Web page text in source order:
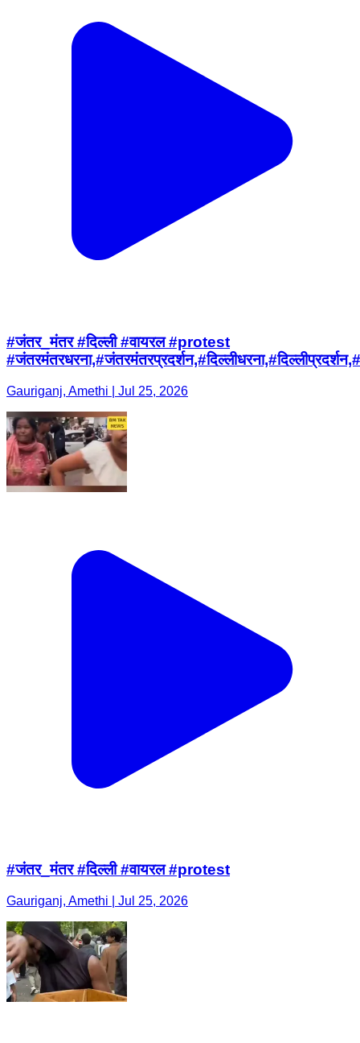
#जंतर_मंतर #दिल्ली #वायरल #protest
Gauriganj, Amethi | Jul 25, 2026
#जंतर_मंतर #दिल्ली #वायरल #protest
Gauriganj, Amethi | Jul 25, 2026